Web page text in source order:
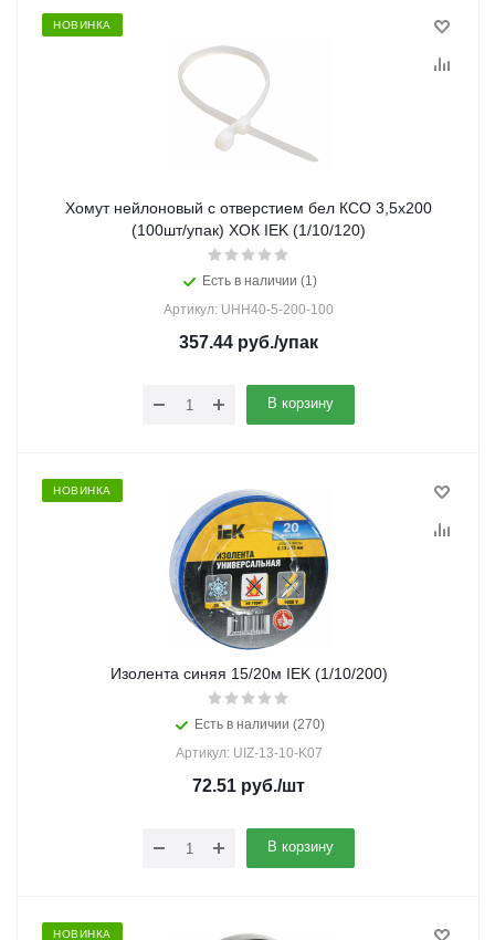
НОВИНКА
Хомут нейлоновый с отверстием бел КСО 3,5х200
(100шт/упак) ХОК IEK (1/10/120)
Есть в наличии (1)
Артикул: UHH40-5-200-100
357.44 руб./упак
В корзину
НОВИНКА
Изолента синяя 15/20м IEK (1/10/200)
Есть в наличии (270)
Артикул: UIZ-13-10-K07
72.51 руб./шт
В корзину
НОВИНКА